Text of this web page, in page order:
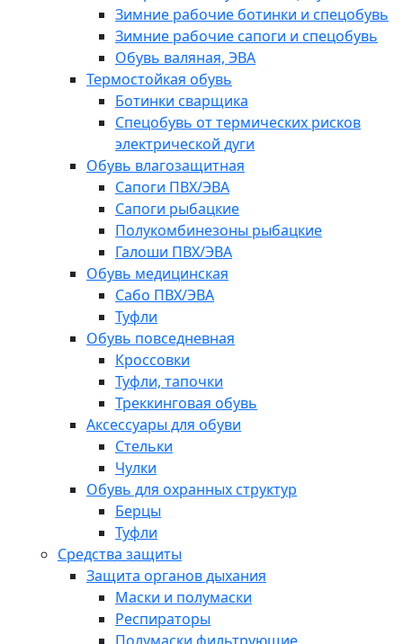
Зимние рабочие ботинки и спецобувь
Зимние рабочие сапоги и спецобувь
Обувь валяная, ЭВА
Термостойкая обувь
Ботинки сварщика
Спецобувь от термических рисков
электрической дуги
Обувь влагозащитная
Сапоги ПВХ/ЭВА
Сапоги рыбацкие
Полукомбинезоны рыбацкие
Галоши ПВХ/ЭВА
Обувь медицинская
Сабо ПВХ/ЭВА
Туфли
Обувь повседневная
Кроссовки
Туфли, тапочки
Треккинговая обувь
Аксессуары для обуви
Стельки
Чулки
Обувь для охранных структур
Берцы
Туфли
Средства защиты
Защита органов дыхания
Маски и полумаски
Респираторы